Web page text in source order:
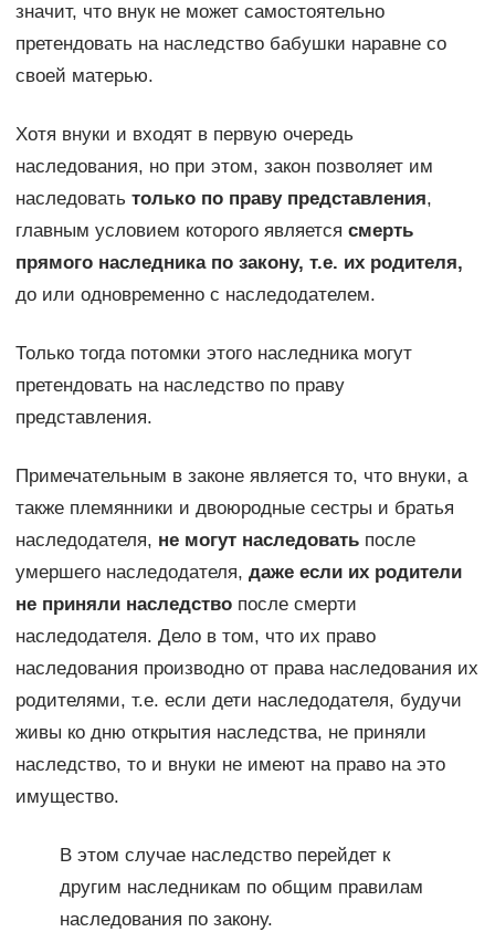
значит, что внук не может самостоятельно
претендовать на наследство бабушки наравне со
своей матерью.
Хотя внуки и входят в первую очередь
наследования, но при этом, закон позволяет им
наследовать только по праву представления,
главным условием которого является смерть
прямого наследника по закону, т.е. их родителя,
до или одновременно с наследодателем.
Только тогда потомки этого наследника могут
претендовать на наследство по праву
представления.
Примечательным в законе является то, что внуки, а
также племянники и двоюродные сестры и братья
наследодателя, не могут наследоватьпосле
умершего наследодателя, даже если их родители
не приняли наследствопосле смерти
наследодателя. Дело в том, что их право
наследования производно от права наследования их
родителями, т.е. если дети наследодателя, будучи
живы ко дню открытия наследства, не приняли
наследство, то и внуки не имеют на право на это
имущество.
В этом случае наследство перейдет к
другим наследникам по общим правилам
наследования по закону.